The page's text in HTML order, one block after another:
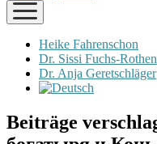
Menü
öffnen
Heike Fahrenschon
Dr. Sissi Fuchs-
Dr. Anja Geretschläger
Beiträge